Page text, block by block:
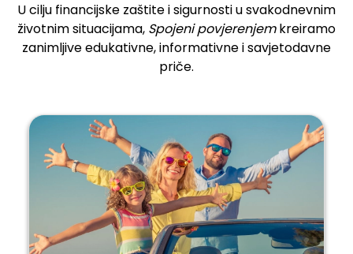
U cilju financijske zaštite i sigurnosti u svakodnevnim
životnim situacijama, Spojeni povjerenjemkreiramo
zanimljive edukativne, informativne i savjetodavne
priče.